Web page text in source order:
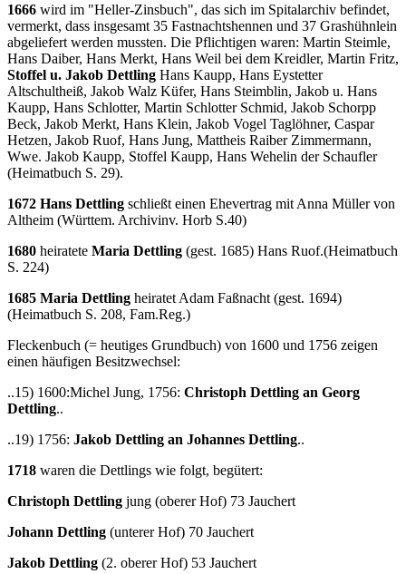
1666 wird im "Heller-Zinsbuch", das sich im Spitalarchiv befindet,
vermerkt, dass insgesamt 35 Fastnachtshennen und 37 Grashühnlein
abgeliefert werden mussten. Die Pflichtigen waren: Martin Steimle,
Hans Daiber, Hans Merkt, Hans Weil bei dem Kreidler, Martin Fritz,
Stoffel u. Jakob Dettling Hans Kaupp, Hans Eystetter
Altschultheiß, Jakob Walz Küfer, Hans Steimblin, Jakob u. Hans
Kaupp, Hans Schlotter, Martin Schlotter Schmid, Jakob Schorpp
Beck, Jakob Merkt, Hans Klein, Jakob Vogel Taglöhner, Caspar
Hetzen, Jakob Ruof, Hans Jung, Mattheis Raiber Zimmermann,
Wwe. Jakob Kaupp, Stoffel Kaupp, Hans Wehelin der Schaufler
(Heimatbuch S. 29).
1672 Hans Dettling schließt einen Ehevertrag mit Anna Müller von
Altheim (Württem. Archivinv. Horb S.40)
1680 heiratete Maria Dettling (gest. 1685) Hans Ruof.(Heimatbuch
S. 224)
1685 Maria Dettling heiratet Adam Faßnacht (gest. 1694)
(Heimatbuch S. 208, Fam.Reg.)
Fleckenbuch (= heutiges Grundbuch) von 1600 und 1756 zeigen
einen häufigen Besitzwechsel:
..15) 1600:Michel Jung, 1756: Christoph Dettling an Georg
Dettling..
..19) 1756: Jakob Dettling an Johannes Dettling..
1718 waren die Dettlings wie folgt, begütert:
Christoph Dettling jung (oberer Hof) 73 Jauchert
Johann Dettling (unterer Hof) 70 Jauchert
Jakob Dettling (2. oberer Hof) 53 Jauchert